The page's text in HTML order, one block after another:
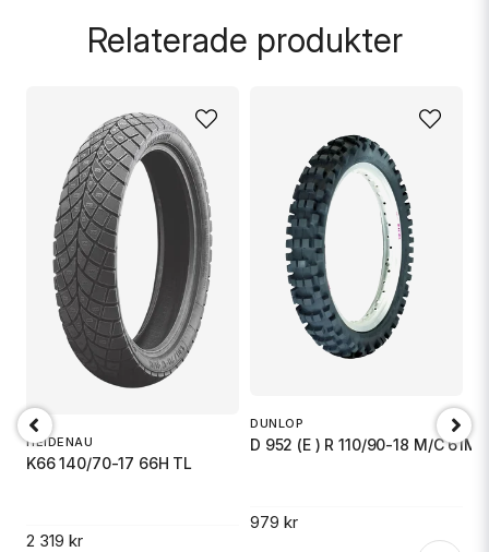
emailMejladress
Ja, ni får publicera min fråga
Relaterade produkter
HEIDENAU
K66 140/70-17 66H TL
2 319 kr
DUNLOP
D 952 (E ) R 110/90-18 M/C 61M
979 kr